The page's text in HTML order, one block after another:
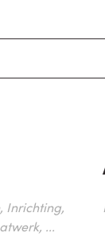
Inrichting,
...